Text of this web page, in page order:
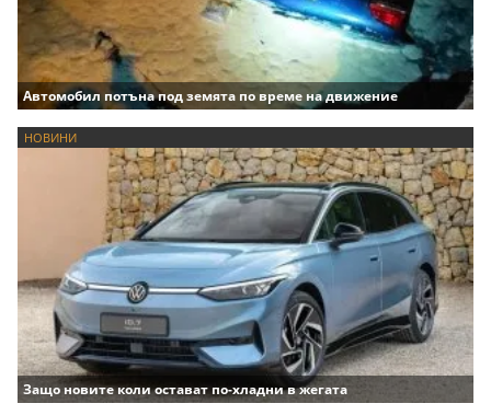
Автомобил потъна под земята по време на движение
НОВИНИ
Защо новите коли остават по-хладни в жегата